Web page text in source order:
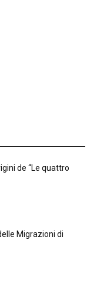
de “Le quattro
Migrazioni di